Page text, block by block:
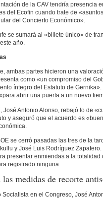
de la CAV tendría presencia
del Ecofin cuando trate de
del Concierto Económico».
se sumará al «billete único» de
año.
ambas partes hicieron una
como «un compromiso del
íntegro del Estatuto de
abrir una puerta a un nuevo
José Antonio Alonso, rebajó lo de
y aseguró que el acuerdo es
se cerró pasadas las tres de la
y José Luis Rodríguez
presentar enmiendas a la
registrado ninguna.
medidas de recorte
Socialista en el Congreso, José